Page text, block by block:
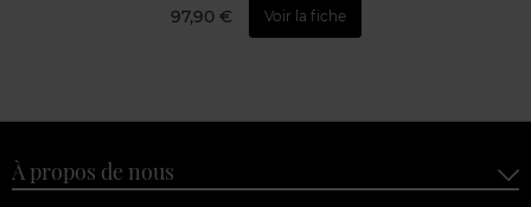
97,90 € Voir la fiche
À propos de nous